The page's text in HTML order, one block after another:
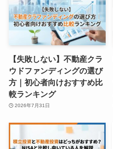
【失敗しない】不動産クラ
ウドファンディングの選び
方｜初心者向けおすすめ比
較ランキング
2026年7月31日